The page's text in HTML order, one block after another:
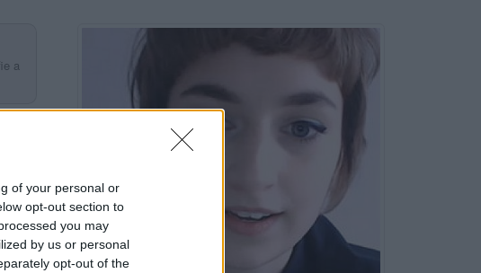
of your personal or
opt-out section to
you may
by us or personal
opt-out of the
a